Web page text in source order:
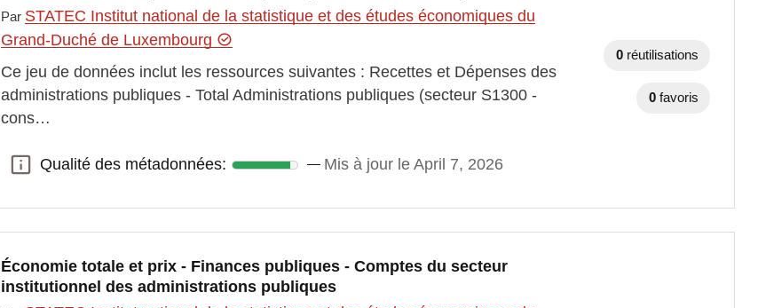
Par STATEC Institut national de la statistique et des études économiques du
Grand-Duché de Luxembourg
Ce jeu de données inclut les ressources suivantes : Recettes et Dépenses des
administrations publiques - Total Administrations publiques (secteur S1300 -
cons…
Qualité des métadonnées:
Qualité des métadonnées: Mis à jour le April 7, 2026
0 réutilisations
0 favoris
Économie totale et prix - Finances publiques - Comptes du secteur
institutionnel des administrations publiques